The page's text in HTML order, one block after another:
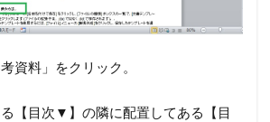
料」をクリック。
目次▼】の隣に配置してある【目